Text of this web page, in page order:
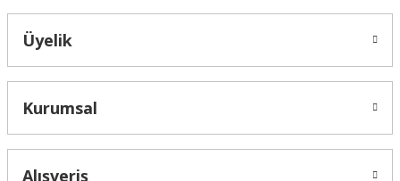
Üyelik
Kurumsal
Alışveriş